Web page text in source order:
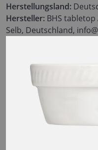
Herstellungsland:
Hersteller: BHS tabletop
Selb, Deutschland,